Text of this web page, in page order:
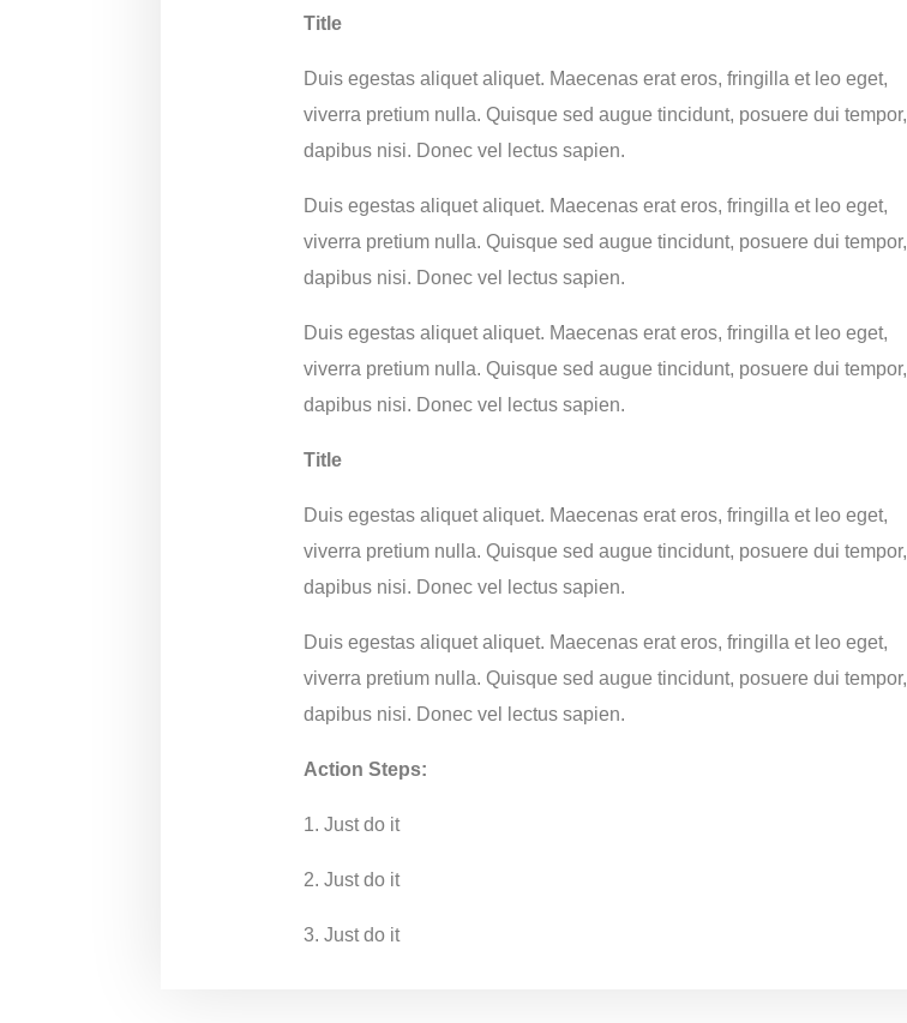
Title
Duis egestas aliquet aliquet. Maecenas erat eros, fringilla et leo eget,
viverra pretium nulla. Quisque sed augue tincidunt, posuere dui tempor,
dapibus nisi. Donec vel lectus sapien.
Duis egestas aliquet aliquet. Maecenas erat eros, fringilla et leo eget,
viverra pretium nulla. Quisque sed augue tincidunt, posuere dui tempor,
dapibus nisi. Donec vel lectus sapien.
Duis egestas aliquet aliquet. Maecenas erat eros, fringilla et leo eget,
viverra pretium nulla. Quisque sed augue tincidunt, posuere dui tempor,
dapibus nisi. Donec vel lectus sapien.
Title
Duis egestas aliquet aliquet. Maecenas erat eros, fringilla et leo eget,
viverra pretium nulla. Quisque sed augue tincidunt, posuere dui tempor,
dapibus nisi. Donec vel lectus sapien.
Duis egestas aliquet aliquet. Maecenas erat eros, fringilla et leo eget,
viverra pretium nulla. Quisque sed augue tincidunt, posuere dui tempor,
dapibus nisi. Donec vel lectus sapien.
Action Steps:
1. Just do it
2. Just do it
3. Just do it